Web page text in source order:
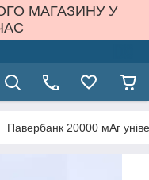
МАГАЗИНУ У
Павербанк 20000 мАг